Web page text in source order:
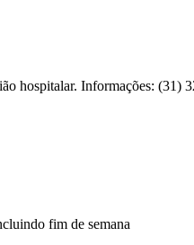
hospitalar. Informações: (31)
fim de semana